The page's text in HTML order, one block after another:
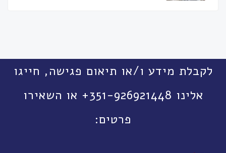
לקבלת מידע ו/או תיאום פגישה, חייגו
אלינו 351-926921448+ או השאירו
פרטים: